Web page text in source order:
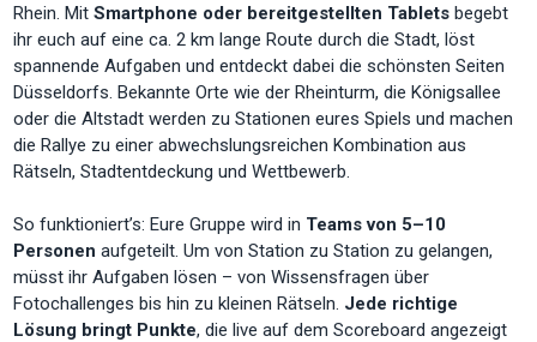
Rhein. MitSmartphone oder bereitgestellten Tablets begebt
ihr euch auf eine ca. 2 km lange Route durch die Stadt, löst
spannende Aufgaben und entdeckt dabei die schönsten Seiten
Düsseldorfs. Bekannte Orte wie der Rheinturm, die Königsallee
oder die Altstadt werden zu Stationen eures Spiels und machen
die Rallye zu einer abwechslungsreichen Kombination aus
Rätseln, Stadtentdeckung und Wettbewerb.
So funktioniert’s: Eure Gruppe wird in Teams von 5–10
Personen aufgeteilt. Um von Station zu Station zu gelangen,
müsst ihr Aufgaben lösen – von Wissensfragen über
Fotochallenges bis hin zu kleinen Rätseln. Jede richtige
Lösung bringt Punkte, die live auf dem Scoreboard angezeigt